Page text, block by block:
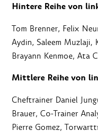
Hintere Reihe von
Tom Brenner, Felix
Aydin, Saleem Muzlaji,
Brayann Kenmoe, Ata
Mittlere Reihe von
Cheftrainer Daniel
Brauer, Co-Trainer
Pierre Gomez,